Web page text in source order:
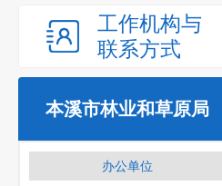
工作机构与
联系方式
本溪市林业和草原局
办公单位